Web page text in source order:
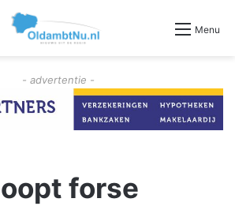
Menu
- advertentie -
forse